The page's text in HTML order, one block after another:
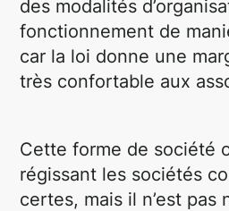
des modalités
fonctionnement de
car la loi donne une
très confortable aux
Cette forme de société
régissant les sociétés
certes, mais il n’est pas